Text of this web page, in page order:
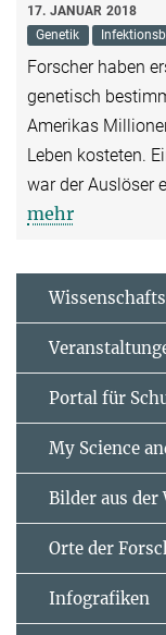
17. JANUAR 2018
Genetik
Forscher haben
genetisch
Amerikas
Leben kosteten.
war der Auslöser
mehr
Portal für
My Science
Bilder aus der
Orte der
Infografiken